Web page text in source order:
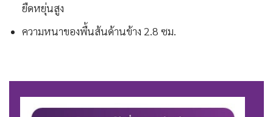
ยืดหยุ่นสูง
ความหนาของพื้นส้นด้านข้าง 2.8 ซม.